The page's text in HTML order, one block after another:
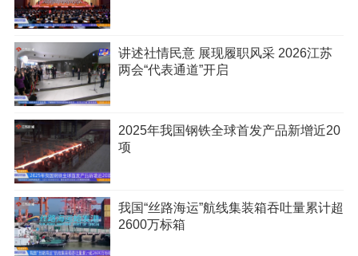
讲述社情民意 展现履职风采 2026江苏
两会“代表通道”开启
2025年我国钢铁全球首发产品新增近20
项
我国“丝路海运”航线集装箱吞吐量累计超
2600万标箱